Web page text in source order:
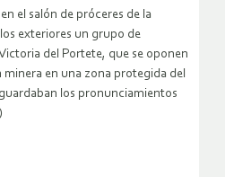
el salón de próceres de la
exteriores un grupo de
del Portete, que se oponen
minera en una zona protegida del
los pronunciamientos